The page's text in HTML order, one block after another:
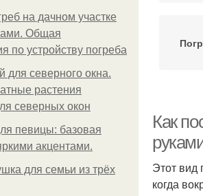
на дачном участке
Общая
по устройству погреба
для северного окна.
растения
северных окон
певицы: базовая
акцентами.
для семьи из трёх
Как
Этот вид
когда